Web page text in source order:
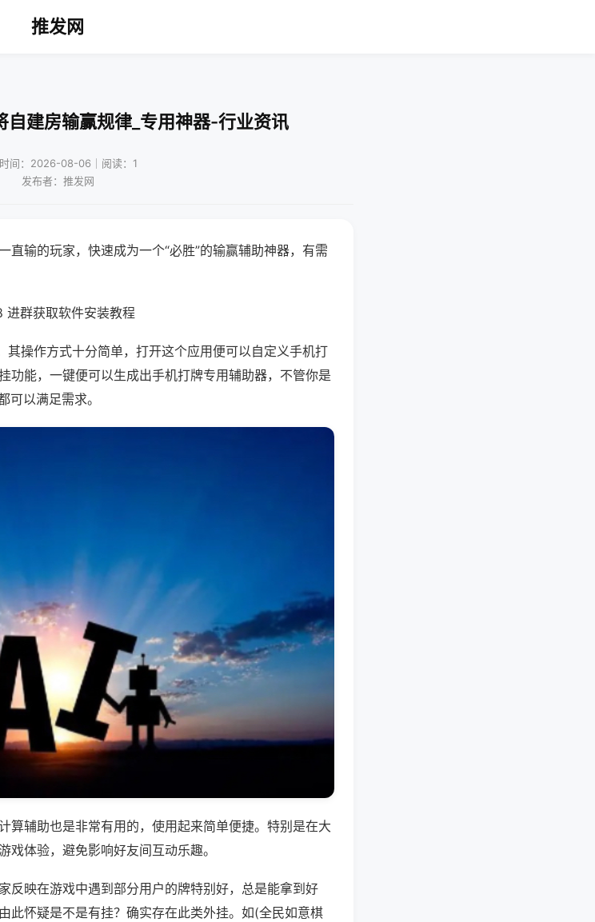
推发网
自建房输赢规律_专用神器-行业资讯
间：2026-08-06｜阅读：1
发布者：推发网
直输的玩家，快速成为一个“必胜”的输赢辅助神器，有需
群获取软件安装教程
其操作方式十分简单，打开这个应用便可以自定义手机打
功能，一键便可以生成出手机打牌专用辅助器，不管你是
可以满足需求。
算辅助也是非常有用的，使用起来简单便捷。特别是在大
体验，避免影响好友间互动乐趣。
反映在游戏中遇到部分用户的牌特别好，总是能拿到好
此怀疑是不是有挂？确实存在此类外挂。如(全民如意棋